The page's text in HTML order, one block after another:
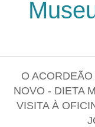
Passar para o
O
NOVO - DIETA
VISITA À